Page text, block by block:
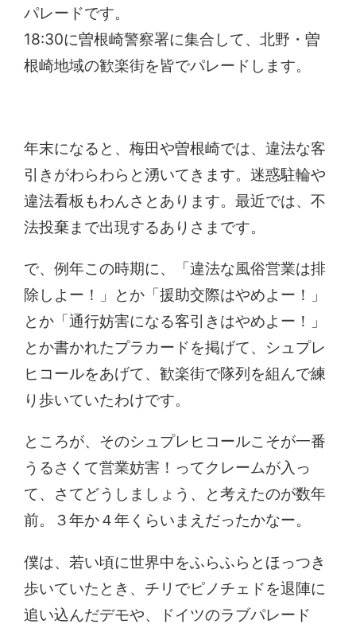
パレードです。
18:30に曽根崎警察署に集合して、北野・曽
根崎地域の歓楽街を皆でパレードします。
年末になると、梅田や曽根崎では、違法な客
引きがわらわらと湧いてきます。迷惑駐輪や
違法看板もわんさとあります。最近では、不
法投棄まで出現するありさまです。
で、例年この時期に、「違法な風俗営業は排
除しよー！」とか「援助交際はやめよー！」
とか「通行妨害になる客引きはやめよー！」
とか書かれたプラカードを掲げて、シュプレ
ヒコールをあげて、歓楽街で隊列を組んで練
り歩いていたわけです。
ところが、そのシュプレヒコールこそが一番
うるさくて営業妨害！ってクレームが入っ
て、さてどうしましょう、と考えたのが数年
前。３年か４年くらいまえだったかなー。
僕は、若い頃に世界中をふらふらとほっつき
歩いていたとき、チリでピノチェドを退陣に
追い込んだデモや、ドイツのラブパレード